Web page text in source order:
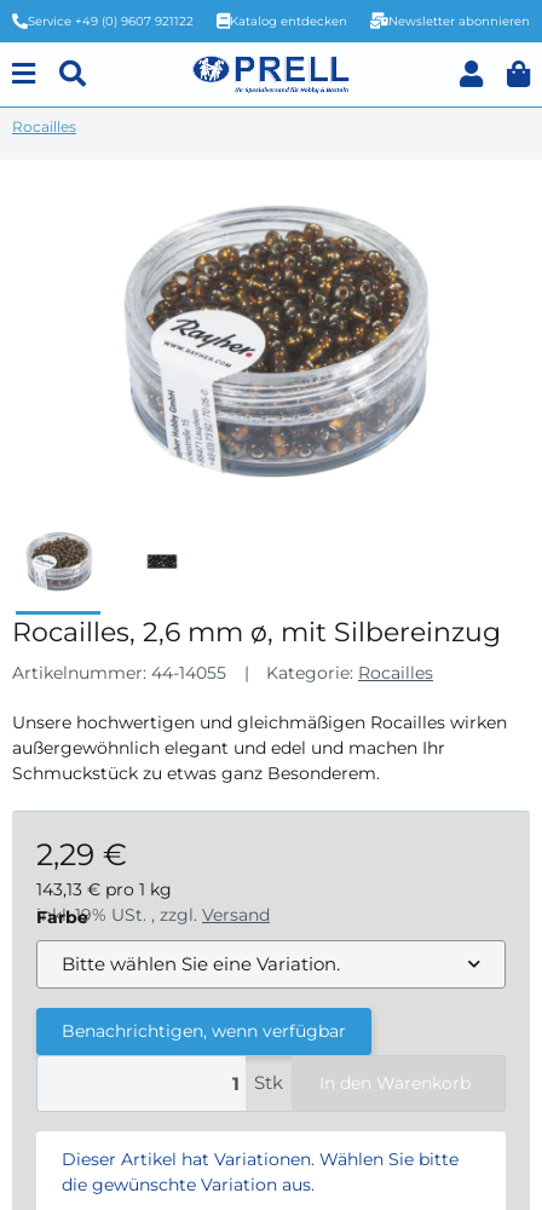
Service +49 (0) 9607 921122 Katalog entdecken Newsletter abonnieren
Rocailles
Rocailles, 2,6 mm ø, mit Silbereinzug
Artikelnummer: 44-14055 Kategorie: Rocailles
Unsere hochwertigen und gleichmäßigen Rocailles wirken
außergewöhnlich elegant und edel und machen Ihr
Schmuckstück zu etwas ganz Besonderem.
2,29 €
143,13 € pro 1 kg
inkl. 19% USt. , zzgl. Versand
Farbe
Bitte wählen Sie eine Variation.
Benachrichtigen, wenn verfügbar
Stk In den Warenkorb
x
Dieser Artikel hat Variationen. Wählen Sie bitte
die gewünschte Variation aus.